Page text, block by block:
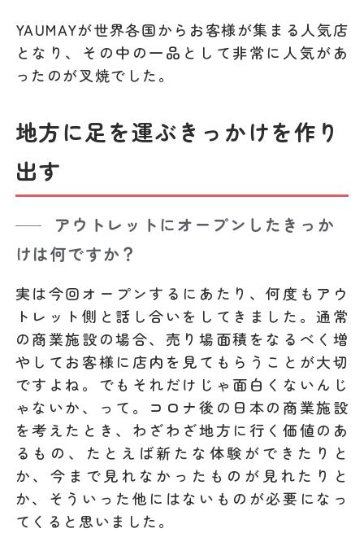
YAUMAYが世界各国からお客様が集まる人気店
となり、その中の一品として非常に人気があ
ったのが叉焼でした。
地方に足を運ぶきっかけを作り
出す
アウトレットにオープンしたきっか
けは何ですか？
実は今回オープンするにあたり、何度もアウ
トレット側と話し合いをしてきました。通常
の商業施設の場合、売り場面積をなるべく増
やしてお客様に店内を見てもらうことが大切
ですよね。でもそれだけじゃ面白くないんじ
ゃないか、って。コロナ後の日本の商業施設
を考えたとき、わざわざ地方に行く価値のあ
るもの、たとえば新たな体験ができたりと
か、今まで見れなかったものが見れたりと
か、そういった他にはないものが必要になっ
てくると思いました。